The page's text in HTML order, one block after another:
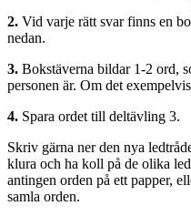
2. Vid varje rätt svar finns en
nedan.
3. Bokstäverna bildar 1-2 ord,
personen är. Om det
4. Spara ordet till deltävling 3.
Skriv gärna ner den nya
klura och ha koll på de olika
antingen orden på ett papper,
samla orden.